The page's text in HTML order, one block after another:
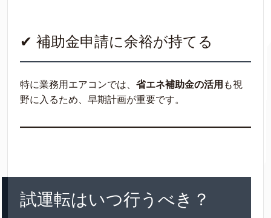
✔ 補助金申請に余裕が持てる
特に業務用エアコンでは、 省エネ補助金の活用 も視
野に入るため、早期計画が重要です。
試運転はいつ行うべき？